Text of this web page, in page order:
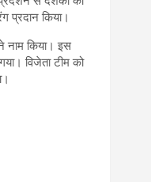
प्रदान किया।
नाम किया। इस
विजेता टीम को